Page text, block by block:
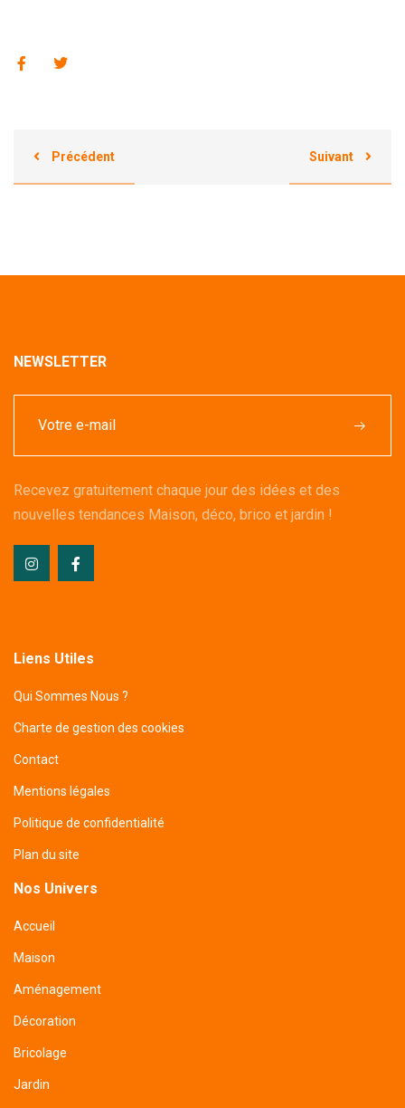
Précédent Suivant
NEWSLETTER
Recevez gratuitement chaque jour des idées et des
nouvelles tendances Maison, déco, brico et jardin !
Liens Utiles
Qui Sommes Nous ?
Charte de gestion des cookies
Contact
Mentions légales
Politique de confidentialité
Plan du site
Nos Univers
Accueil
Maison
Aménagement
Décoration
Bricolage
Jardin